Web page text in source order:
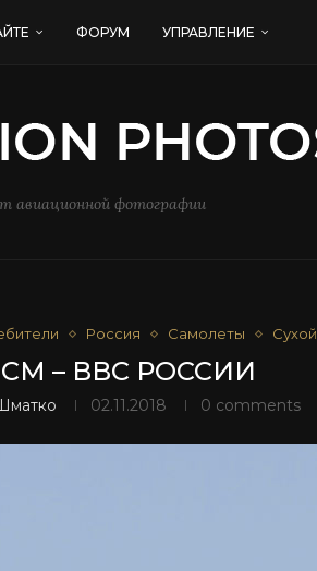
ФОРУМ УПРАВЛЕНИЕ
авиационной фотографии
Россия Самолеты Сухой
– ВВС РОССИИ
02.11.2018 0 comments